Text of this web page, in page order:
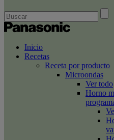
Inicio
Recetas
Receta por producto
Microondas
Ver todo
Horno